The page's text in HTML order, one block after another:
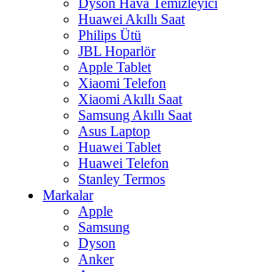
Huawei Akıllı Saat
Philips Ütü
JBL Hoparlör
Apple Tablet
Xiaomi Telefon
Xiaomi Akıllı Saat
Samsung Akıllı Saat
Asus Laptop
Huawei Tablet
Huawei Telefon
Stanley Termos
Markalar
Apple
Samsung
Dyson
Anker